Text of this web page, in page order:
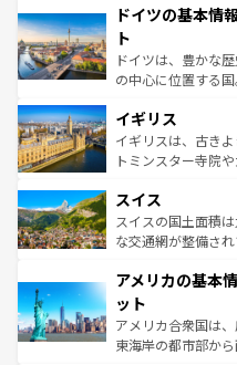
せる。地方によっ
ンテンツ一覧 を参
で、幅広い魅力が
聖堂、美しいビー
から魅了する。ま
れ、フランス料理
香り高いラベンダ
らに、パリ以外の
も豊かな歴史と文
を参照してほしい。
ドイツの基本情
ト
ドイツは、豊かな
の中心に位置する
顔を持つこの国は
ルリンの文化的活
してライン川沿い
は、お酒好きな人にはぜ
ドイツ情報はコン
イギリス
イギリスは、古き
トミンスター寺院
リアごとに異なる
ティー、ビール好
戦など、本場だか
ンツ一覧を参照し
スイス
スイスの国土面積
な交通網が整備さ
の建物がそのまま
博物館もあり、ア
ことができる。国
者向けの交通パス
アメリカの基本
ット
アメリカ合衆国は
東海岸の都市部か